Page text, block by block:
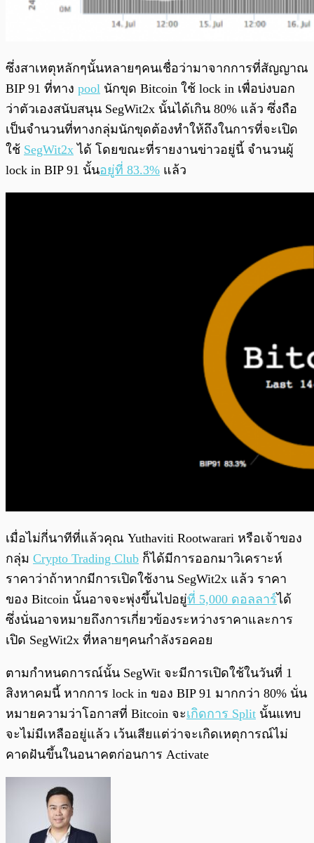
ซึ่งสาเหตุหลักๆนั้นหลายๆคนเชื่อว่ามาจากการที่สัญญาณ
BIP 91 ที่ทาง pool นักขุด Bitcoin ใช้ lock in เพื่อบ่งบอก
ว่าตัวเองสนับสนุน SegWit2x นั้นได้เกิน 80% แล้ว ซึ่งถือ
เป็นจำนวนที่ทางกลุ่มนักขุดต้องทำให้ถึงในการที่จะเปิด
ใช้ SegWit2x ได้ โดยขณะที่รายงานข่าวอยู่นี้ จำนวนผู้
lock in BIP 91 นั้นอยู่ที่ 83.3% แล้ว
เมื่อไม่กี่นาทีที่แล้วคุณ Yuthaviti Rootwarari หรือเจ้าของ
กลุ่ม Crypto Trading Club ก็ได้มีการออกมาวิเคราะห์
ราคาว่าถ้าหากมีการเปิดใช้งาน SegWit2x แล้ว ราคา
ของ Bitcoin นั้นอาจจะพุ่งขึ้นไปอยู่ที่ 5,000 ดอลลาร์ได้
ซึ่งนั่นอาจหมายถึงการเกี่ยวข้องระหว่างราคาและการ
เปิด SegWit2x ที่หลายๆคนกำลังรอคอย
ตามกำหนดการณ์นั้น SegWit จะมีการเปิดใช้ในวันที่ 1
สิงหาคมนี้ หากการ lock in ของ BIP 91 มากกว่า 80% นั่น
หมายความว่าโอกาสที่ Bitcoin จะเกิดการ Split นั้นแทบ
จะไม่มีเหลืออยู่แล้ว เว้นเสียแต่ว่าจะเกิดเหตุการณ์ไม่
คาดฝันขึ้นในอนาคตก่อนการ Activate